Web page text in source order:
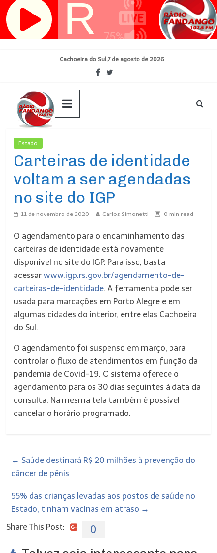
Pular
para
Cachoeira do Sul,7 de agosto de 2026
Estado
Carteiras de identidade
voltam a ser agendadas
no site do IGP
11 de novembro de 2020 Carlos Simonetti 0 min read
O agendamento para o encaminhamento das
carteiras de identidade está novamente
disponível no site do IGP. Para isso, basta
acessarwww.igp.rs.gov.br/agendamento-de-
carteiras-de-identidade. A ferramenta pode ser
usada para marcações em Porto Alegre e em
algumas cidades do interior, entre elas Cachoeira
do Sul.
O agendamento foi suspenso em março, para
controlar o fluxo de atendimentos em função da
pandemia de Covid-19. O sistema oferece o
agendamento para os 30 dias seguintes à data da
consulta. Na mesma tela também é possível
cancelar o horário programado.
← Saúde destinará R$ 20 milhões à prevenção do
câncer de pênis
55% das crianças levadas aos postos de saúde no
Estado, tinham vacinas em atraso →
Share This Post:
0